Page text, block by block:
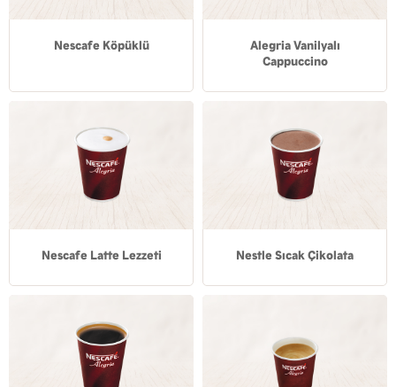
Nescafe Köpüklü
Alegria Vanilyalı
Cappuccino
Nescafe Latte Lezzeti Nestle Sıcak Çikolata